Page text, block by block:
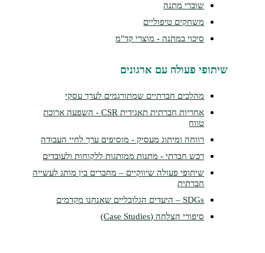
שוברי מתנה
משחקים טיפוליים
סיכוי במתנה - מוצרי קד"מ
פעולה עם ארגונים
מהלכים חברתיים שמתורגמים לערך עסקי
אחריות חברתית תאגידית CSR - השפעה ארוכת
רווחה ומיתוג מעסיק - מוסיפים ערך לחיי העבודה
רכש חברתי - מתנות ממותגות ללקוחות ולעובדים
שיתופי פעולה שיווקיים – מחברים בין מותג לעשייה
סיפורי הצלחה (Case Studies)